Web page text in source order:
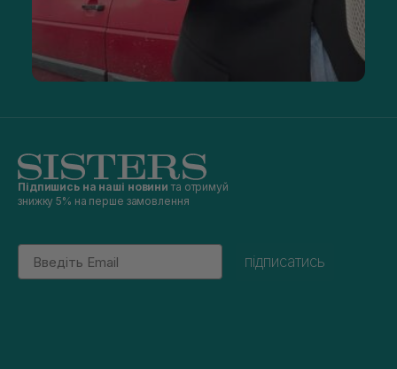
Підпишись на наші новини та отримуй
знижку 5% на перше замовлення
Email
підписатись